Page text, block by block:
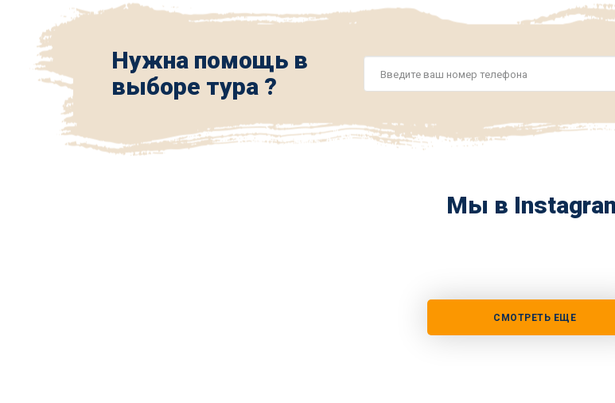
Нужна помощь в
выборе тура ?
*
Мы в
СМОТРЕТЬ ЕЩЕ